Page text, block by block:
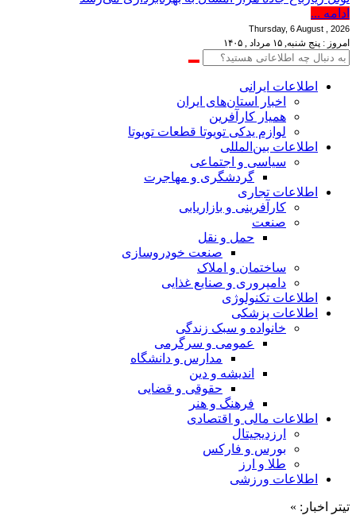
ادامه ...
Thursday, 6 August , 2026
امروز : پنج شنبه, ۱۵ مرداد , ۱۴۰۵
اطلاعات‌ ‎ایرانی
اخبار استان‌های ایران
همیار کارآفرین
لوازم یدکی تویوتا قطعات تویوتا
اطلاعات بین‌المللی
سیاسی و اجتماعی
گردشگری و مهاجرت
اطلاعات تجاری
کارآفرینی و بازاریابی
صنعت
حمل و نقل
صنعت خودروسازی
ساختمان و املاک
دامپروری و صنایع غذایی
اطلاعات تکنولوژی
اطلاعات پزشکی
خانواده و سبک زندگی
عمومی و سرگرمی
مدارس و دانشگاه
اندیشه و دین
حقوقی و قضایی
فرهنگ و هنر
اطلاعات مالی و اقتصادی
ارزدیجیتال
بورس و فارکس
طلا و ارز
اطلاعات ورزشی
تیتر اخبار: »